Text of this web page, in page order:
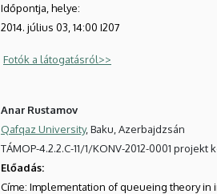
Időpontja, helye:
2014. július 03, 14:00 I207
Fotók a látogatásról>>
Anar Rustamov
Qafqaz University, Baku, Azerbajdzsán
TÁMOP-4.2.2.C-11/1/KONV-2012-0001 projekt
Előadás:
Címe: Implementation of queueing theory in